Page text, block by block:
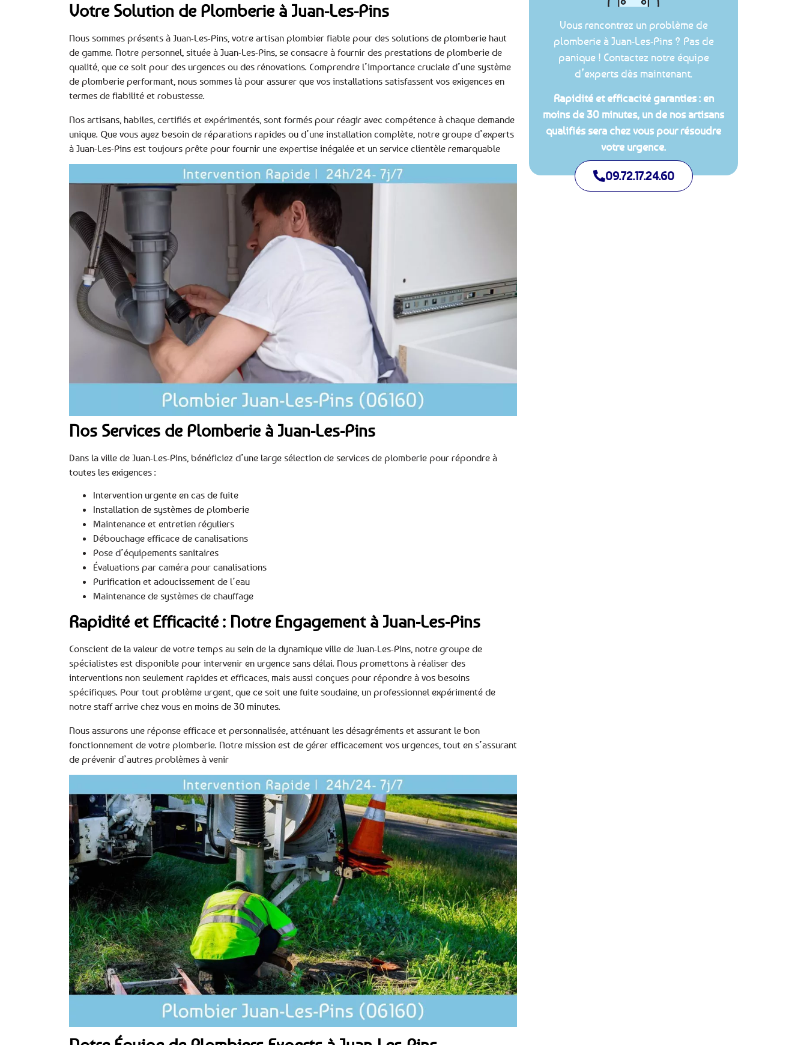
Votre Solution de Plomberie à Juan-Les-Pins
Nous sommes présents à Juan-Les-Pins, votre artisan plombier fiable pour des solutions de plomberie haut
de gamme. Notre personnel, située à Juan-Les-Pins, se consacre à fournir des prestations de plomberie de
qualité, que ce soit pour des urgences ou des rénovations. Comprendre l’importance cruciale d’une système
de plomberie performant, nous sommes là pour assurer que vos installations satisfassent vos exigences en
termes de fiabilité et robustesse.
Nos artisans, habiles, certifiés et expérimentés, sont formés pour réagir avec compétence à chaque demande
unique. Que vous ayez besoin de réparations rapides ou d’une installation complète, notre groupe d’experts
à Juan-Les-Pins est toujours prête pour fournir une expertise inégalée et un service clientèle remarquable
Nos Services de Plomberie à Juan-Les-Pins
Dans la ville de Juan-Les-Pins, bénéficiez d’une large sélection de services de plomberie pour répondre à
toutes les exigences :
Intervention urgente en cas de fuite
Installation de systèmes de plomberie
Maintenance et entretien réguliers
Débouchage efficace de canalisations
Pose d’équipements sanitaires
Évaluations par caméra pour canalisations
Purification et adoucissement de l’eau
Maintenance de systèmes de chauffage
Rapidité et Efficacité : Notre Engagement à Juan-Les-Pins
Conscient de la valeur de votre temps au sein de la dynamique ville de Juan-Les-Pins, notre groupe de
spécialistes est disponible pour intervenir en urgence sans délai. Nous promettons à réaliser des
interventions non seulement rapides et efficaces, mais aussi conçues pour répondre à vos besoins
spécifiques. Pour tout problème urgent, que ce soit une fuite soudaine, un professionnel expérimenté de
notre staff arrive chez vous en moins de 30 minutes.
Nous assurons une réponse efficace et personnalisée, atténuant les désagréments et assurant le bon
fonctionnement de votre plomberie. Notre mission est de gérer efficacement vos urgences, tout en s’assurant
de prévenir d’autres problèmes à venir
Vous rencontrez un problème de
plomberie à Juan-Les-Pins ? Pas de
panique ! Contactez notre équipe
d’experts dès maintenant.
Rapidité et efficacité garanties : en
moins de 30 minutes, un de nos artisans
qualifiés sera chez vous pour résoudre
votre urgence.
09.72.17.24.60